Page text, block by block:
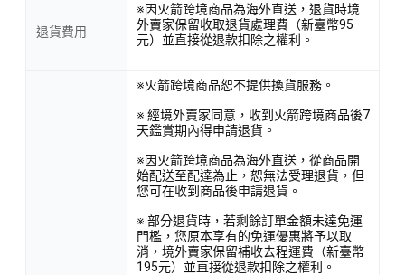
退貨費用
※因火箭跨境商品為海外直送，退貨時境
外賣家保留收取退貨處理費（新臺幣95
元）並直接從退款扣除之權利。
※火箭跨境商品恕不提供換貨服務。
※ 經境外賣家同意，收到火箭跨境商品後7
天鑑賞期內得申請退貨。
※因火箭跨境商品為海外直送，從商品開
始配送至配達為止，恕無法受理退貨，但
您可在收到商品後申請退貨。
※ 部分退貨時，若剩餘訂單金額未達免運
門檻，您原本享有的免運優惠將予以取
消，境外賣家保留補收去程運費（新臺幣
195元）並直接從退款扣除之權利。